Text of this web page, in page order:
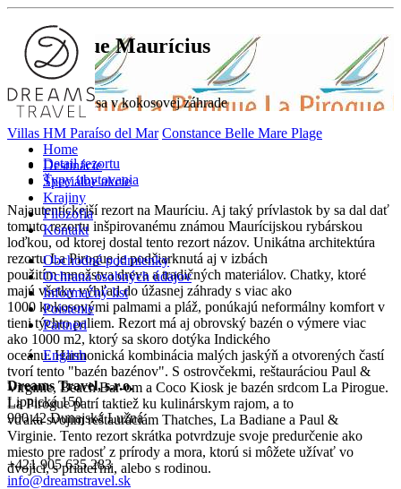
Home
Destinácie
Špeciálne akcie
Krajiny
Filozofia
Kontakt
Obchodné podmienky
Ochrana osobných údajov
Informačný list
Poistenie
Partneri
English
Dreams Travel, s.r.o.
Lipnická 150
900 42 Dunajská Lužná
+421 905 635 283
info@dreamstravel.sk
La PirogueMaurícius
Neformálna krása v kokosovej záhrade
Villas HM Paraíso del Mar Constance Belle Mare Plage
Detail rezortu
Typy ubytovania
Najautentickejší rezort na Mauríciu. Aj taký prívlastok by sa dal dať
tomuto rezortu inšpirovanému známou Maurícijskou rybárskou
loďkou, od ktorej dostal tento rezort názov. Unikátna architektúra
rezortu La Pirogue je podčiarknutá aj v izbách
použitím množstva dreva a tradičných materiálov. Chatky, ktoré
majú všetky výhľad do úžasnej záhrady s viac ako
1000 kokosovými palmami a pláž, ponúkajú neformálny komfort v
tieni týchto paliem. Rezort má aj obrovský bazén o výmere viac
ako 1000 m2, ktorý sa skoro dotýka Indického
oceánu. Harmonická kombinácia malých jaskýň a otvorených častí
tvorí tento "bazén bazénov". S ostrovčekmi, reštauráciou Paul &
Virginie, Beach Bar-om a Coco Kiosk je bazén srdcom La Pirogue.
La Pirogue patrí taktiež ku kulinárskym rajom, a to
vďaka svojim reštauráciám Thatches, La Badiane a Paul &
Virginie. Tento rezort skrátka potvrdzuje svoje predurčenie ako
miesto pre radosť z prírody a mora, ktorú si môžete užívať vo
dvojici, s priateľmi, alebo s rodinou.